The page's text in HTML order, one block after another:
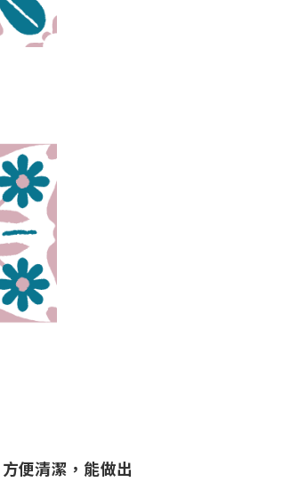
便清潔，能做出